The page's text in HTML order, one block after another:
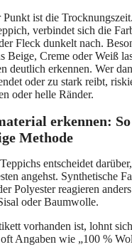
ist die
verbindet sich die
Fleck dunkelt nach.
Beige, Creme oder Weiß
deutlich erkennen. Wer
oder zu stark reibt,
oder helle Ränder.
erkennen:
Methode
entscheidet
angehst. Synthetische
Polyester reagieren
oder Baumwolle.
vorhanden ist, lohnt
Angaben wie „100 %